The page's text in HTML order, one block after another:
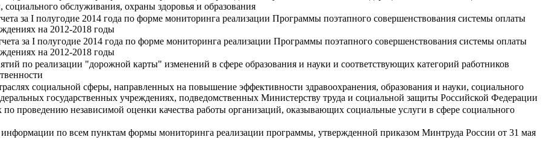
социального обслуживания, охраны здоровья и образования
за I полугодие 2014 года по форме мониторинга реализации Программы поэтапного совершенствования системы оплаты
на 2012-2018 годы
за I полугодие 2014 года по форме мониторинга реализации Программы поэтапного совершенствования системы оплаты
на 2012-2018 годы
по реализации "дорожной карты" изменений в сфере образования и науки и соответствующих категорий работников
социальной сферы, направленных на повышение эффективности здравоохранения, образования и науки, социального
государственных учреждениях, подведомственных Министерству труда и социальной защиты Российской Федерации
проведению независимой оценки качества работы организаций, оказывающих социальные услуги в сфере социального
по всем пунктам формы мониторинга реализации программы, утвержденной приказом Минтруда России от 31 мая